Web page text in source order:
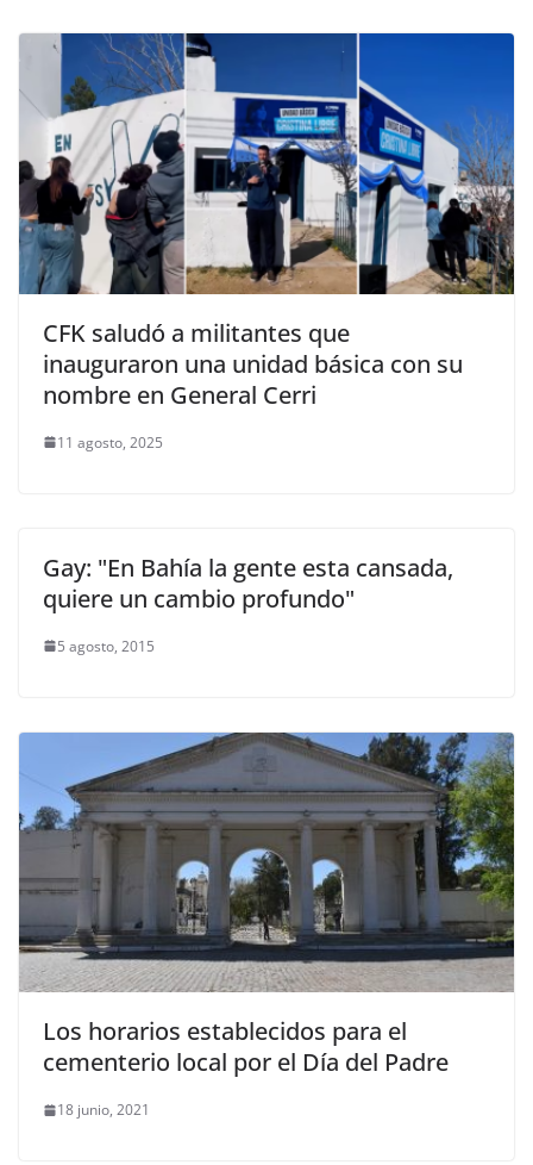
CFK saludó a militantes que
inauguraron una unidad básica con su
nombre en General Cerri
11 agosto, 2025
Gay: "En Bahía la gente esta cansada,
quiere un cambio profundo"
5 agosto, 2015
Los horarios establecidos para el
cementerio local por el Día del Padre
18 junio, 2021